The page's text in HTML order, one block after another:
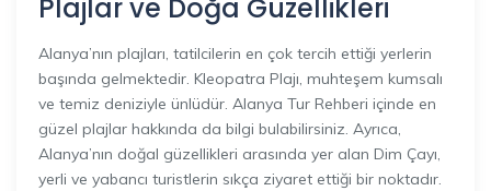
Plajlar ve Doğa Güzellikleri
Alanya’nın plajları, tatilcilerin en çok tercih ettiği yerlerin
başında gelmektedir. Kleopatra Plajı, muhteşem kumsalı
ve temiz deniziyle ünlüdür. Alanya Tur Rehberi içinde en
güzel plajlar hakkında da bilgi bulabilirsiniz. Ayrıca,
Alanya’nın doğal güzellikleri arasında yer alan Dim Çayı,
yerli ve yabancı turistlerin sıkça ziyaret ettiği bir noktadır.